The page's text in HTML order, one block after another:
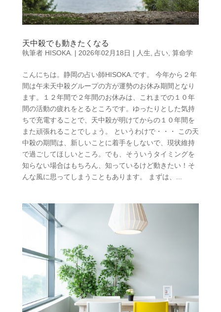
天中殺でも動きたくなる
執筆者 HISOKA. | 2026年02月18日 | 人生 占い 算命学
こんにちは。静岡の占い師HISOKA.です。 今年から２年
間は午未天中殺グループの方が運勢のお休み期間となり
ます。１２年間で２年間のお休みは、これまでの１０年
間の活動の疲れをとるところです。ゆったりとした気持
ちで充電することで、天中殺が明けてからの１０年間を
また頑張れることでしょう。 というわけで・・・ この天
中殺の期間は、新しいことに着手をしないで、現状維持
で過ごしてほしいところ。でも、そういうタイミングを
知らない場合はもちろん、知っているけど動きたい！そ
んな風に思ってしまうこともあります。 まずは、...